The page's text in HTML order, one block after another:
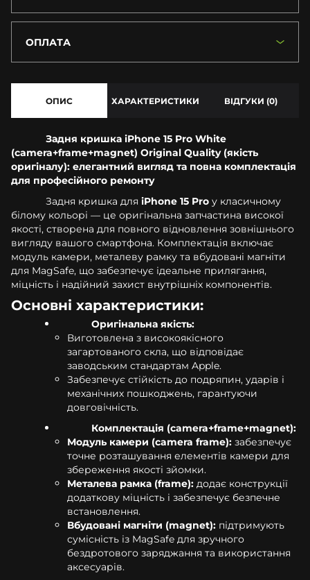
ОПЛАТА
ОПИС ХАРАКТЕРИСТИКИ ВІДГУКИ (0)
Задня кришка iPhone 15 Pro White
(camera+frame+magnet) Original Quality (якість
оригіналу): елегантний вигляд та повна комплектація
для професійного ремонту
Задня кришка для iPhone 15 Pro у класичному
білому кольорі — це оригінальна запчастина високої
якості, створена для повного відновлення зовнішнього
вигляду вашого смартфона. Комплектація включає
модуль камери, металеву рамку та вбудовані магніти
для MagSafe, що забезпечує ідеальне прилягання,
міцність і надійний захист внутрішніх компонентів.
Основні характеристики:
Оригінальна якість:
Виготовлена з високоякісного
загартованого скла, що відповідає
заводським стандартам Apple.
Забезпечує стійкість до подряпин, ударів і
механічних пошкоджень, гарантуючи
довговічність.
Комплектація (camera+frame+magnet):
Модуль камери (camera frame): забезпечує
точне розташування елементів камери для
збереження якості зйомки.
Металева рамка (frame): додає конструкції
додаткову міцність і забезпечує безпечне
встановлення.
Вбудовані магніти (magnet): підтримують
сумісність із MagSafe для зручного
бездротового заряджання та використання
аксесуарів.